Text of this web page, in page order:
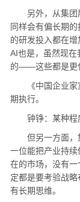
另外，从集团层
同样会有偏长期
的研发投入都在增
AI也是，虽然现
的——这些都是更
《中国企业家》
期执行。
钟铮：某种程
但另一方面，集
一位能把产业持
在的市场，没有
定都是要考验战
有长期思维。